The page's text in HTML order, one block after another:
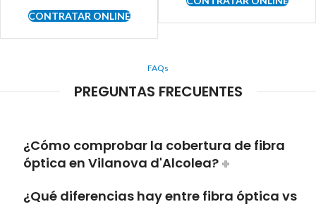
CONTRATAR ONLINE
FAQs
PREGUNTAS FRECUENTES
¿Cómo comprobar la cobertura de fibra
óptica en Vilanova d'Alcolea?
¿Qué diferencias hay entre fibra óptica vs